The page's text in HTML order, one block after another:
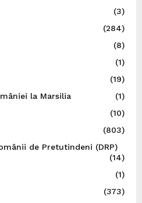
(3)
(284)
(8)
(1)
(19)
la Marsilia
(1)
(10)
(803)
de Pretutindeni (DRP)
(14)
(1)
(373)